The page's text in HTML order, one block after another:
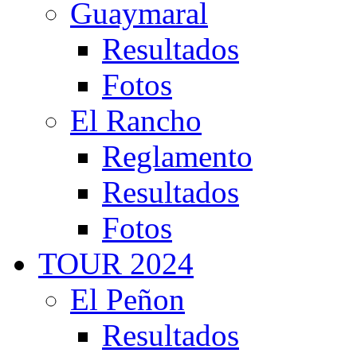
Guaymaral
Resultados
Fotos
El Rancho
Reglamento
Resultados
Fotos
TOUR 2024
El Peñon
Resultados